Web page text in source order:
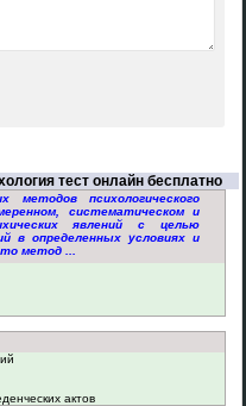
тест онлайн бесплатно
методов психологического
систематическом и
явлений с целью
в определенных условиях и
метод ...
актов